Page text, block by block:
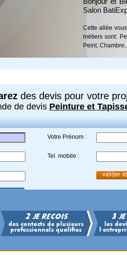
Salon
Cette allée
métiers sont:
Peint,
des devis pour votre
de devis Peinture et
Votre Prénom :
Tel. mobile :